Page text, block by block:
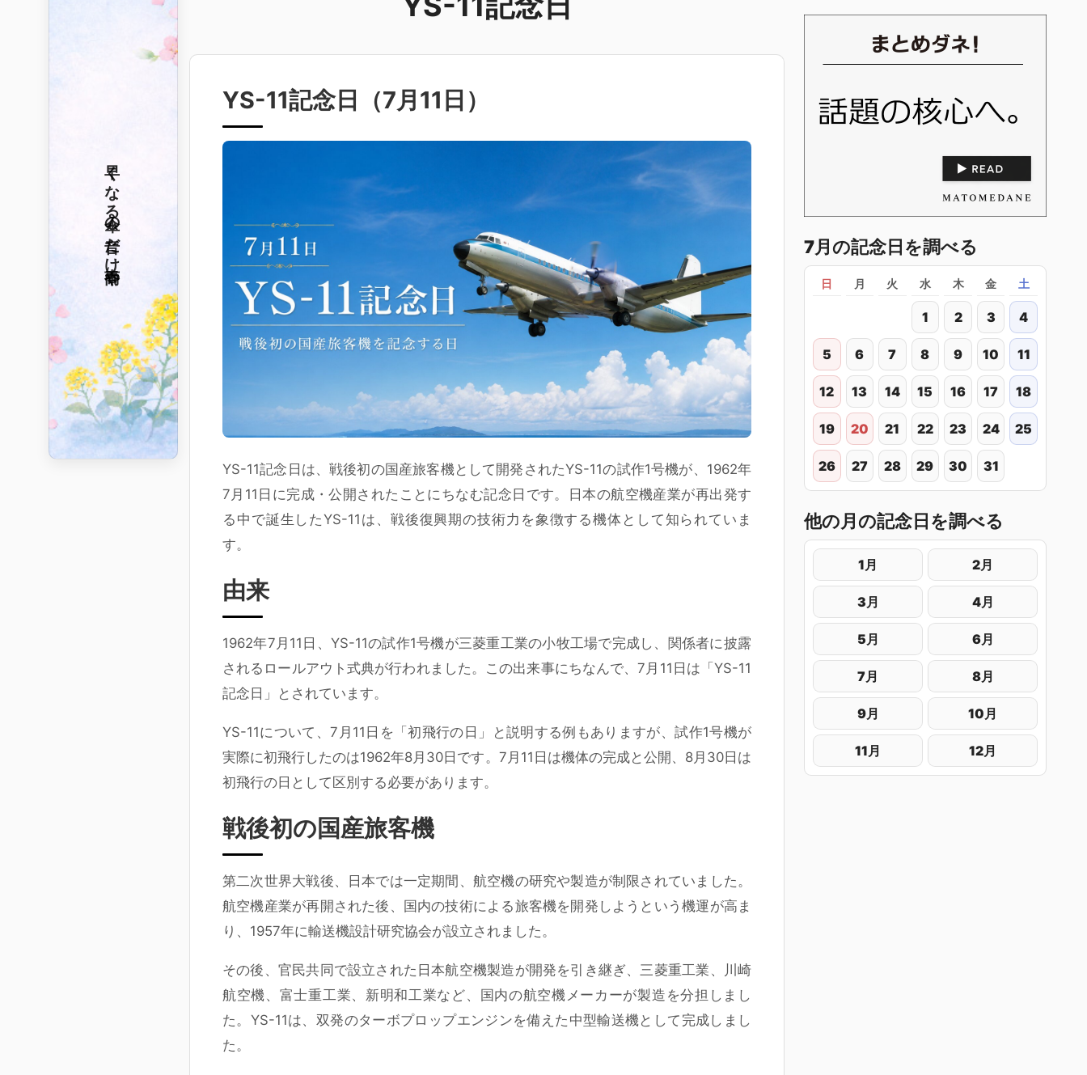
YS-11記念日（7月11日 ）
YS-11記念日 は、戦後初の国産旅客機として開発されたYS-11の試作1号機が、1962年
7月11日に完成・公開されたことにちなむ記念日です。日本の航空機産業が再出発す
る中で誕生したYS-11は、戦後復興期の技術力を象徴する機体として知られていま
す。
由来
1962年7月11日、YS-11の試作1号機が三菱重工業の小牧工場で完成し、関係者に披露
されるロールアウト式典が行われました。この出来事にちなんで、7月11日は「YS-11
記念日」とされています。
YS-11について、7月11日を「初飛行の日」と説明する例もありますが、試作1号機が
実際に初飛行したのは1962年8月30日 です。7月11日は機体の完成と公開、8月30日は
初飛行の日として区別する必要があります。
戦後初の国産旅客機
第二次世界大戦後、日本では一定期間、航空機の研究や製造が制限されていました。
航空機産業が再開された後、国内の技術による旅客機を開発しようという機運が高ま
り、1957年に輸送機設計研究協会が設立されました。
その後、官民共同で設立された日本航空機製造が開発を引き継ぎ、三菱重工業、川崎
航空機、富士重工業、新明和工業など、国内の航空機メーカーが製造を分担しまし
た。YS-11は、双発のターボプロップエンジンを備えた中型輸送機として完成しまし
た。
7月の記念日を調べる
日 月 火 水 木 金 土
1 2 3 4
5 6 7 8 9 10 11
12 13 14 15 16 17 18
19 20 21 22 23 24 25
26 27 28 29 30 31
他の月の記念日を調べる
1月 2月
3月 4月
5月 6月
7月 8月
9月 10月
11月 12月
春雨や
傘の音だけ
早くなる